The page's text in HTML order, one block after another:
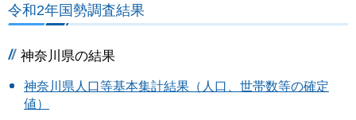
令和2年国勢調査結果
神奈川県の結果
神奈川県人口等基本集計結果（人口、世帯数等の確定
値）